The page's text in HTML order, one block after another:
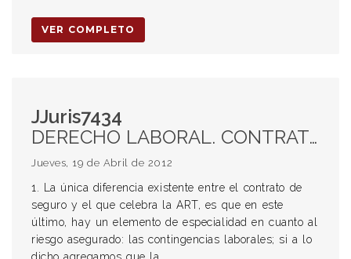
VER COMPLETO
JJuris7434
DERECHO LABORAL. CONTRATO DE SEGURO. ART. ESPECIALIDAD. CONTINGENCIAS LABORALES. ASEGURADORA ES UNA COMPAÑÍA DE SEGURO. ERROR DE LA ASEGURADORA. DEMANDA INCIDENTAL. FALTA DE NOTIFICACIÓN CUANDO ESTÁ EXCLUIDO DE LA LEY. INEXIGIBILIDAD. EMPLEADORA PARTE EN EL INCIDENTE. DEMANDADA PRINCIPAL, TITULAR DE LA RELACIÓN LABORAL DE DONDE NACE EL PLEITO. RESOLUCIÓN DEL INCIDENTE PRODUCE UNA AFECTACIÓN DIRECTA A SUS DERECHOS. INEXISTENCIA DE DACIÓN EN PAGO. FALTA DE DILIGENCIA EN EL CUMPLIMIENTO DE LAS CARGAS PROCESALES. PÓLIZA DE SEGUROS. INVALIDEZ DEL CÁLCULO REALIZADO POR LA ASEGURADORA. INOPONIBILIDAD A LA ACTORA. ALCANCE ENTRE EMPLEADOR Y ASEGURADORA. DERECHO DE REPETICIÓN POR LO PAGADO DE MÁS.
Jueves, 19 de Abril de 2012
1. La única diferencia existente entre el contrato de
seguro y el que celebra la ART, es que en este
último, hay un elemento de especialidad en cuanto al
riesgo asegurado: las contingencias laborales; si a lo